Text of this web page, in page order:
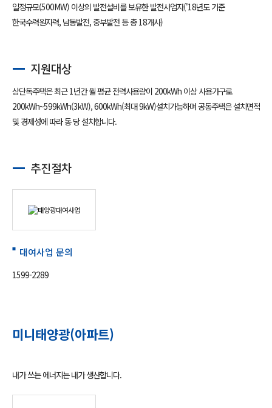
일정규모(500MW) 이상의 발전설비를 보유한 발전사업자('18년도 기준
한국수력원자력, 남동발전, 중부발전 등 총 18개사)
지원대상
상단독주택은 최근 1년간 월 평균 전력사용량이 200kWh 이상 사용가구로
200kWh~599kWh(3kW), 600kWh(최대 9kW)설치가능하며 공동주택은 설치면적
및 경제성에 따라 동 당 설치합니다.
추진절차
대여사업 문의
1599-2289
미니태양광(아파트)
내가 쓰는 에너지는 내가 생산합니다.